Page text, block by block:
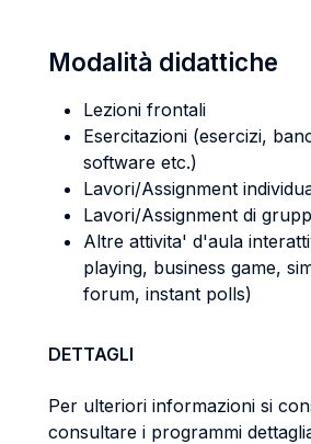
Modalità didattiche
Lezioni frontali
Esercitazioni (esercizi,
software etc.)
Lavori/Assignment
Lavori/Assignment di
Altre attivita' d'aula
playing, business game,
forum, instant polls)
DETTAGLI
Per ulteriori informazioni si
consultare i programmi